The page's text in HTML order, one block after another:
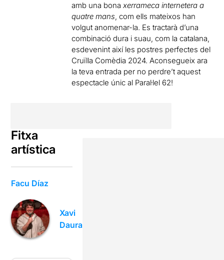
amb una bonaxerrameca internetera a
quatre mans, com ells mateixos han
volgut anomenar-la. Es tractarà d’una
combinació dura i suau, com la catalana,
esdevenint així les postres perfectes del
Cruïlla Comèdia 2024. Aconsegueix ara
la teva entrada per no perdre’t aquest
espectacle únic al Paral·lel 62!
Fitxa
artística
Facu Díaz
Xavi
Daura